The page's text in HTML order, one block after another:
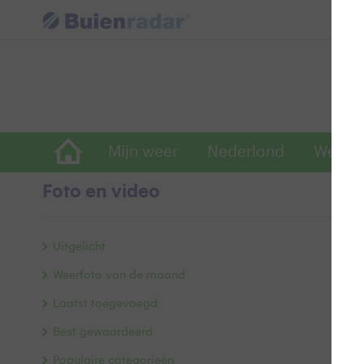
Mijn weer Nederland
Foto en video
Uitgelicht
Weerfoto van de maand
Laatst toegevoegd
Best gewaardeerd
Populaire categorieën